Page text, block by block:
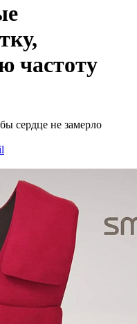
частоту
сердце не замерло